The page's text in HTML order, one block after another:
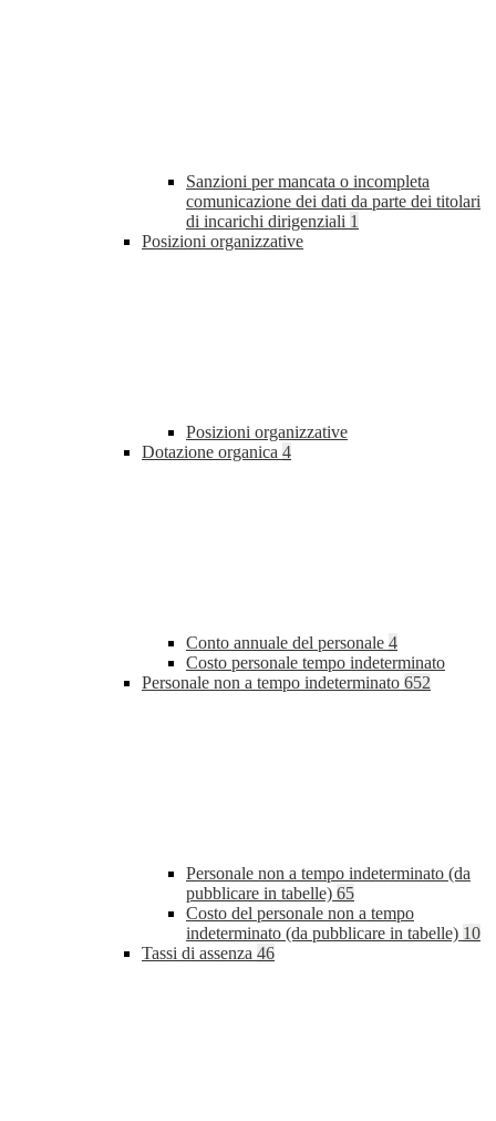
Sanzioni per mancata o incompleta
comunicazione dei dati da parte dei titolari
di incarichi dirigenziali 1
Posizioni organizzative
Posizioni organizzative
Dotazione organica 4
Conto annuale del personale 4
Costo personale tempo indeterminato
Personale non a tempo indeterminato 652
Personale non a tempo indeterminato (da
pubblicare in tabelle) 65
Costo del personale non a tempo
indeterminato (da pubblicare in tabelle) 10
Tassi di assenza 46